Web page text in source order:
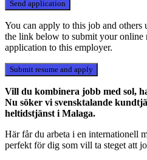
You can apply to this job and
the link below to submit your online
application to this employer.
Vill du kombinera jobb med sol,
Nu söker vi svensktalande
heltidstjänst i Malaga.
Här får du arbeta i en internationell
perfekt för dig som vill ta steget att